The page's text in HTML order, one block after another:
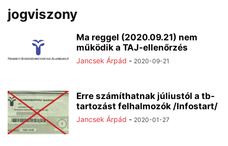
jogviszony
Ma reggel (2020.09.21) nem
működik a TAJ-ellenőrzés
Jancsek Árpád - 2020-09-21
Erre számíthatnak júliustól a tb-
tartozást felhalmozók /Infostart/
Jancsek Árpád - 2020-01-27